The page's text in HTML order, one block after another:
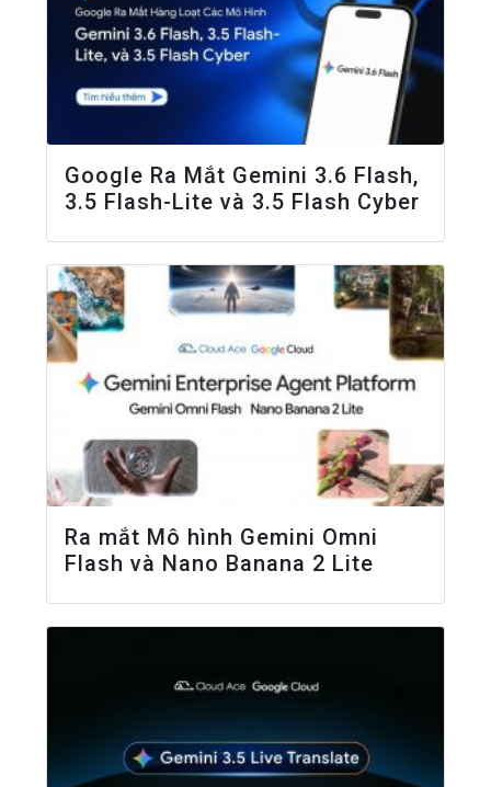
Google Ra Mắt Gemini 3.6 Flash,
3.5 Flash-Lite và 3.5 Flash Cyber
Ra mắt Mô hình Gemini Omni
Flash và Nano Banana 2 Lite